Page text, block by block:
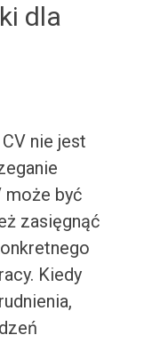
dla
nie jest
może być
zasięgnąć
Kiedy